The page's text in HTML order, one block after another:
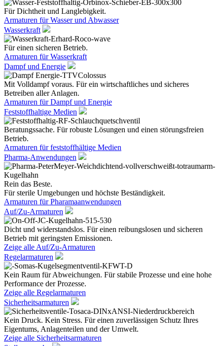
Für Dichtheit und Langlebigkeit.
Armaturen für Wasser und Abwasser
Wasserkraft
Für einen sicheren Betrieb.
Armaturen für Wasserkraft
Dampf und Energie
Mit Volldampf voraus. Für ein wirtschaftliches und sicheres
Betreiben aller Anlagen.
Armaturen für Dampf und Energie
Feststoffhaltige Medien
Beratungssache. Für robuste Lösungen und einen störungsfreien
Betrieb.
Armaturen für feststoffhältige Medien
Pharma-Anwendungen
Rein das Beste.
Für sterile Umgebungen und höchste Beständigkeit.
Armaturen für Pharamaanwendungen
Auf/Zu-Armaturen
Dicht und widerstandslos. Für einen reibungslosen und sicheren
Betrieb mit geringsten Emissionen.
Zeige alle Auf/Zu-Armaturen
Regelarmaturen
Kein Raum für Abweichungen. Für stabile Prozesse und eine hohe
Performance der Prozesse.
Zeige alle Regelarmaturen
Sicherheitsarmaturen
Kein Druck. Kein Stress. Für einen zuverlässigen Schutz Ihres
Eigentums, Anlagenteilen und der Umwelt.
Zeige alle Sicherheitsarmaturen